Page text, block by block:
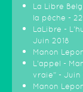
La Libre
la pêche -
LaLibre -
Juin 2018
Manon
L'appel -
vraie" - Juin
Manon